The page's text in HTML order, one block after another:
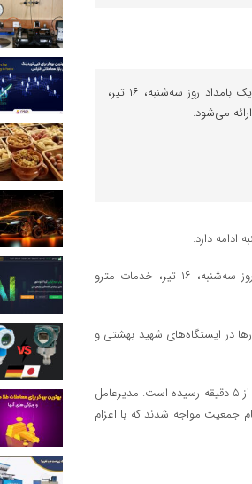
مدیرعامل متروی تهران گفت: تا ساعت یک بامداد روز سه‌شنبه، ۱۶ تیر،
ادامه دارد.
مدیرعامل شرکت بهره‌برداری مترو تهران و حومه گفت که «تا ساعت یک بامداد روز سه‌شنبه، ۱۶ تیر، خدمات مترو
در ایستگاه‌های شهید بهشتی و
از صبح امروز تمامی قطارهای مترو وارد مدار شده‌اند و سرفاصله حرکت قطارها به کمتر از ۵ دقیقه رسیده است. مدیرعامل
جمعیت مواجه شدند که با اعزام